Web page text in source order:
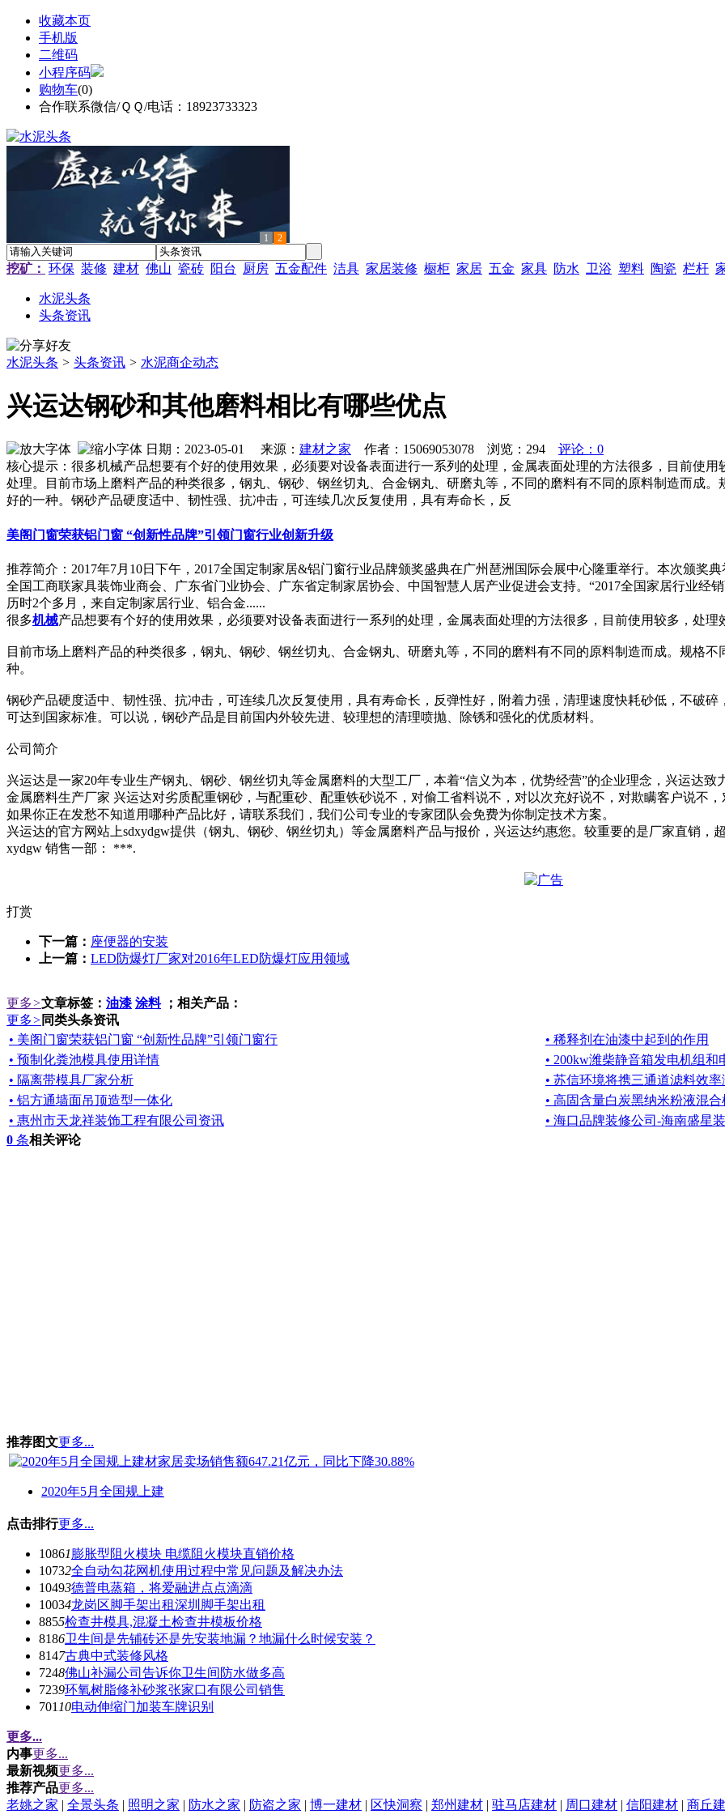
收藏本页
手机版
二维码
小程序码
购物车(0)
合作联系微信/ＱＱ/电话：18923733323
1 2
挖矿： 环保 装修 建材 佛山 瓷砖 阳台 厨房 五金配件 洁具 家居装修 橱柜 家居 五金 家具 防水 卫浴 塑料 陶瓷 栏杆
水泥头条
头条资讯
水泥头条 > 头条资讯 > 水泥商企动态
兴运达钢砂和其他磨料相比有哪些优点
日期：2023-05-01 来源： 建材之家 作者：15069053078 浏览： 294
评论：0
核心提示：很多机械产品想要有个好的使用效果，必须要对设备表面进行一系列的处理，金属表面处理的方法很多，目前使
处理。目前市场上磨料产品的种类很多，钢丸、钢砂、钢丝切丸、合金钢丸、研磨丸等，不同的磨料有不同的原料制造而成
好的一种。钢砂产品硬度适中、韧性强、抗冲击，可连续几次反复使用，具有寿命长，反
美阁门窗荣获铝门窗 “创新性品牌”引领门窗行业创新升级
推荐简介：2017年7月10日下午，2017全国定制家居&铝门窗行业品牌颁奖盛典在广州琶洲国际会展中心隆重举行。本次颁奖
全国工商联家具装饰业商会、广东省门业协会、广东省定制家居协会、中国智慧人居产业促进会支持。“2017全国家居行业经
历时2个多月，来自定制家居行业、铝合金......
很多机械产品想要有个好的使用效果，必须要对设备表面进行一系列的处理，金属表面处理的方法很多，目前使用较多，处理
目前市场上磨料产品的种类很多，钢丸、钢砂、钢丝切丸、合金钢丸、研磨丸等，不同的磨料有不同的原料制造而成。规格
种。
钢砂产品硬度适中、韧性强、抗冲击，可连续几次反复使用，具有寿命长，反弹性好，附着力强，清理速度快耗砂低，不破
可达到国家标准。可以说，钢砂产品是目前国内外较先进、较理想的清理喷抛、除锈和强化的优质材料。
公司简介
兴运达是一家20年专业生产钢丸、钢砂、钢丝切丸等金属磨料的大型工厂，本着“信义为本，优势经营”的企业理念，兴运达致
金属磨料生产厂家 兴运达对劣质配重钢砂，与配重砂、配重铁砂说不，对偷工省料说不，对以次充好说不，对欺瞒客户说不
如果你正在发愁不知道用哪种产品比好，请联系我们，我们公司专业的专家团队会免费为你制定技术方案。
兴运达的官方网站上sdxydgw提供（钢丸、钢砂、钢丝切丸）等金属磨料产品与报价，兴运达约惠您。较重要的是厂家直销，
xydgw 销售一部： ***.
打赏
下一篇： 座便器的安装
上一篇： LED防爆灯厂家对2016年LED防爆灯应用领域
更多>文章标签： 油漆 涂料；相关产品：
更多> 同类头条资讯
• 美阁门窗荣获铝门窗 “创新性品牌”引领门窗行
• 稀释剂在油漆中起到的作用
• 预制化粪池模具使用详情
• 200kw潍柴静音箱发电机组和
• 隔离带模具厂家分析
• 苏信环境将携三通道滤料效
• 铝方通墙面吊顶造型一体化
• 高固含量白炭黑纳米粉液混合
• 惠州市天龙祥装饰工程有限公司资讯
• 海口品牌装修公司-海南盛星
0 条相关评论
推荐图文更多...
2020年5月全国规上建
点击排行更多...
10861膨胀型阻火模块 电缆阻火模块直销价格
10732全自动勾花网机使用过程中常见问题及解决办法
10493德普电蒸箱，将爱融进点点滴滴
10034龙岗区脚手架出租深圳脚手架出租
8855检查井模具,混凝土检查井模板价格
8186卫生间是先铺砖还是先安装地漏？地漏什么时候安装？
8147古典中式装修风格
7248佛山补漏公司告诉你卫生间防水做多高
7239环氧树脂修补砂浆张家口有限公司销售
701 10电动伸缩门加装车牌识别
更多...
内事更多...
最新视频更多...
推荐产品更多...
老姚之家 | 全景头条 | 照明之家 | 防水之家 | 防盗之家 | 博一建材 | 区快洞察 | 郑州建材 | 驻马店建材 | 周口建材 | 信阳建材 | 商丘